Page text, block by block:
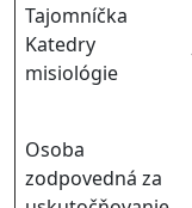
Tajomníčka
Katedry
misiológie
Osoba
zodpovedná za